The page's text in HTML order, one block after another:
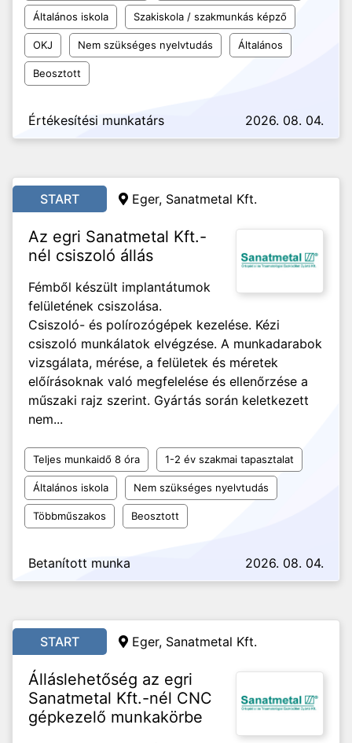
Általános iskola Szakiskola / szakmunkás képző
OKJ Nem szükséges nyelvtudás Általános
Beosztott
Értékesítési munkatárs 2026. 08. 04.
START Eger, Sanatmetal Kft.
Az egri Sanatmetal Kft.-
nél csiszoló állás
Fémből készült implantátumok
felületének csiszolása.
Csiszoló- és polírozógépek kezelése. Kézi
csiszoló munkálatok elvégzése. A munkadarabok
vizsgálata, mérése, a felületek és méretek
előírásoknak való megfelelése és ellenőrzése a
műszaki rajz szerint. Gyártás során keletkezett
nem...
Teljes munkaidő 8 óra 1-2 év szakmai tapasztalat
Általános iskola Nem szükséges nyelvtudás
Többműszakos Beosztott
Betanított munka 2026. 08. 04.
START Eger, Sanatmetal Kft.
Álláslehetőség az egri
Sanatmetal Kft.-nél CNC
gépkezelő munkakörbe